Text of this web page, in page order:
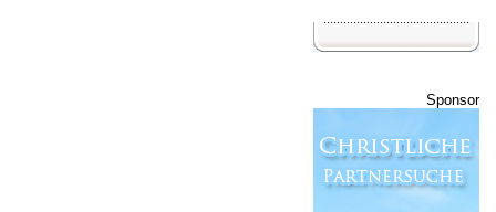
Sponsor